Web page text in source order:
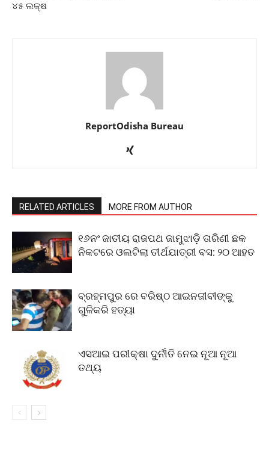
୪୫ ଲକ୍ଷ
ReportOdisha Bureau
RELATED ARTICLES MORE FROM AUTHOR
୧୬ନଂ ଜାତୀୟ ରାଜପଥ ଜାମୁଝାଡ଼ି ତାରିଣୀ ଛକ
ନିକଟରେ ଓଲଟିଲା ତୀର୍ଥଯାତ୍ରୀ ବସ: ୨୦ ଆହତ
ବ୍ରହ୍ମପୁର ରେ ବରିଷ୍ଠ ଆଇନଜୀବୀଙ୍କୁ
ଗୁଳିକରି ହତ୍ୟା
ଏସଆଇ ପରୀକ୍ଷା ଦୁର୍ନୀତି ନେଇ ନୂଆ ନୂଆ
ତଥ୍ୟ